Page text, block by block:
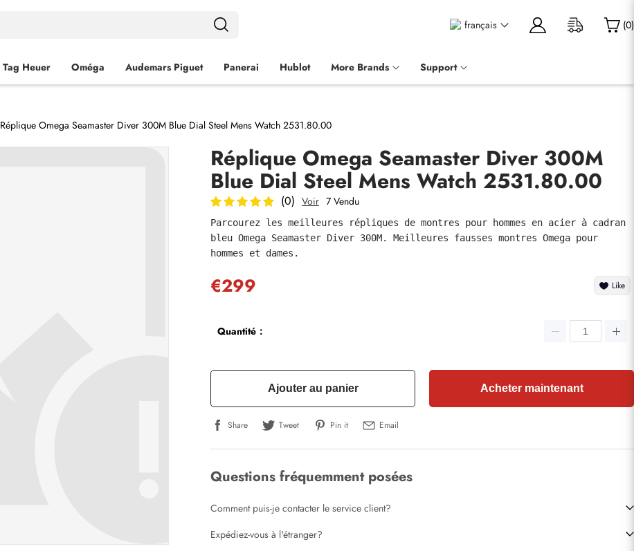
français (0)
Tag Heuer Oméga Audemars Piguet Panerai Hublot More Brands Support
Réplique Omega Seamaster Diver 300M Blue Dial Steel Mens Watch 2531.80.00
Réplique Omega Seamaster Diver 300M
Blue Dial Steel Mens Watch 2531.80.00
(0) Voir 7 Vendu
Parcourez les meilleures répliques de montres pour hommes en acier à cadran
bleu Omega Seamaster Diver 300M. Meilleures fausses montres Omega pour
hommes et dames.
€299 Like
Quantité：
Ajouter au panier Acheter maintenant
Share Tweet Pin it Email
Questions fréquemment posées
Comment puis-je contacter le service client?
Expédiez-vous à l'étranger?